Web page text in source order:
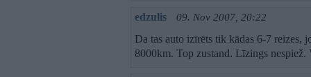
edzulis 09. Nov 2007, 20:22
Da tas auto izīrēts tik kādas 6-7
8000km. Top zustand. Līzings